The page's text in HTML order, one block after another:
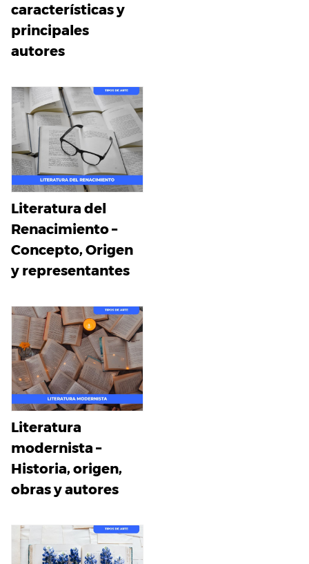
características y
principales
autores
Literatura del
Renacimiento –
Concepto, Origen
y representantes
Literatura
modernista –
Historia, origen,
obras y autores